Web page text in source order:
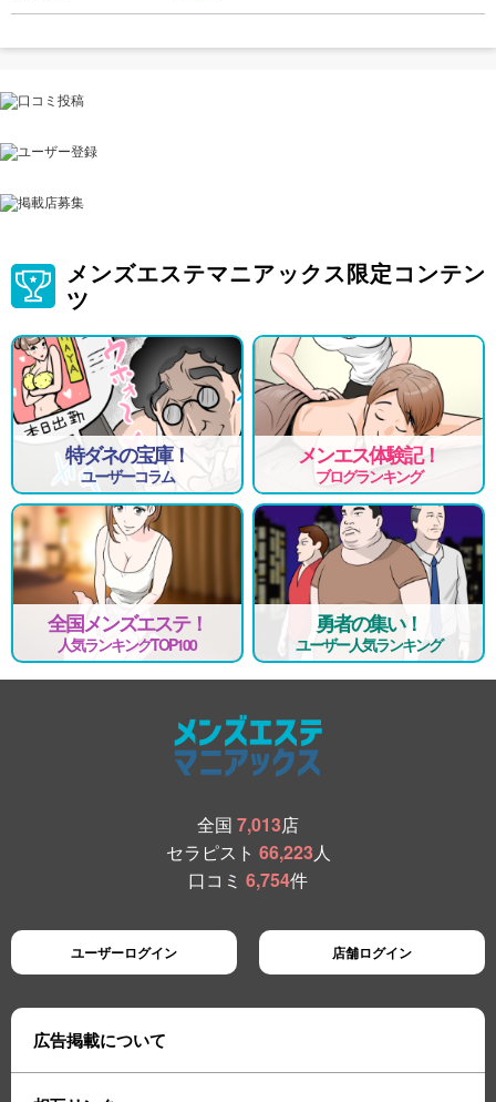
メンズエステマニアックス限定コンテン
ツ
特ダネの宝庫！
ユーザーコラム
メンエス体験記！
ブログランキング
全国メンズエステ！
人気ランキングTOP100
勇者の集い！
ユーザー人気ランキング
全国 7,013店
セラピスト 66,223人
口コミ 6,754件
ユーザーログイン 店舗ログイン
広告掲載について